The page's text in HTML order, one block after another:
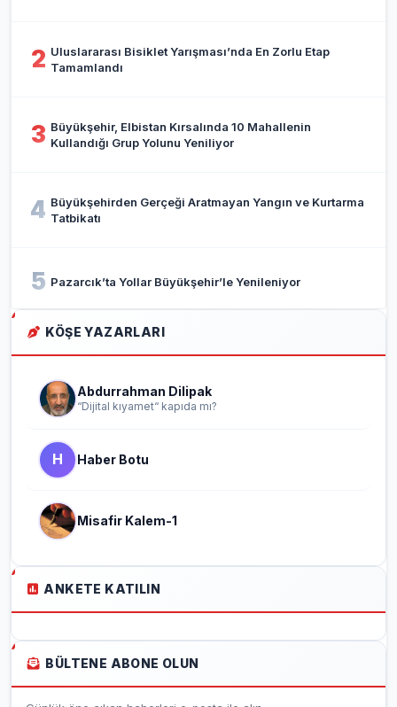
2 Uluslararası Bisiklet Yarışması’nda En Zorlu Etap
Tamamlandı
3 Büyükşehir, Elbistan Kırsalında 10 Mahallenin
Kullandığı Grup Yolunu Yeniliyor
4 Büyükşehirden Gerçeği Aratmayan Yangın ve Kurtarma
Tatbikatı
5 Pazarcık’ta Yollar Büyükşehir’le Yenileniyor
KÖŞE YAZARLARI
Abdurrahman Dilipak
“Dijital kıyamet“ kapıda mı?
H Haber Botu
Misafir Kalem-1
ANKETE KATILIN
BÜLTENE ABONE OLUN